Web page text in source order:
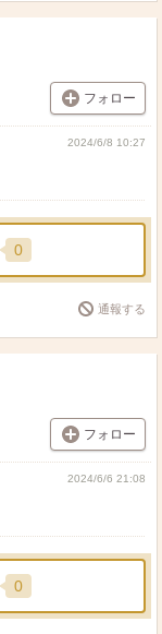
フォロー
2024/6/8 10:27
0
通報する
フォロー
2024/6/6 21:08
0